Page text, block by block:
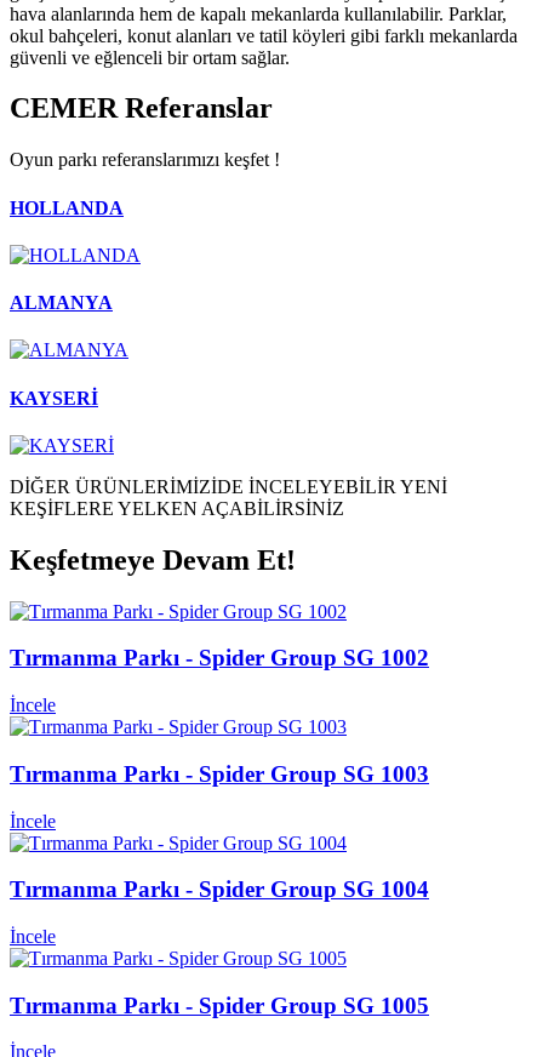
hava alanlarında hem de kapalı mekanlarda kullanılabilir. Parklar,
okul bahçeleri, konut alanları ve tatil köyleri gibi farklı mekanlarda
güvenli ve eğlenceli bir ortam sağlar.
CEMERReferanslar
Oyun parkı referanslarımızı keşfet !
HOLLANDA
ALMANYA
KAYSERİ
DİĞER ÜRÜNLERİMİZİDE İNCELEYEBİLİR YENİ
KEŞİFLERE YELKEN AÇABİLİRSİNİZ
Keşfetmeye Devam Et!
Tırmanma Parkı - Spider Group SG 1002
İncele
Tırmanma Parkı - Spider Group SG 1003
İncele
Tırmanma Parkı - Spider Group SG 1004
İncele
Tırmanma Parkı - Spider Group SG 1005
İncele